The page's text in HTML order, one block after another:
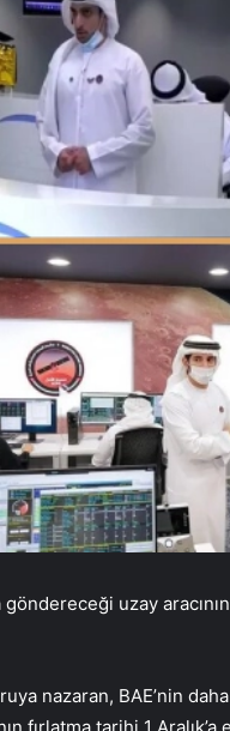
uzay aracının
nazaran, BAE’nin